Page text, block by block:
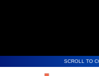
SCROLL TO